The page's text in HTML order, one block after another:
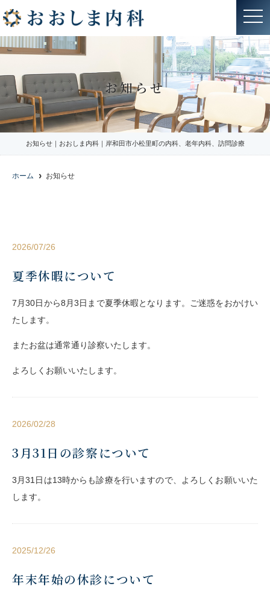
t
o
g
l
e
n
a
v
i
i
お知らせ
お知らせ｜おおしま内科｜岸和田市小松里町の内科、老年内科、訪問診療
ホーム お知らせ
2026/07/26
夏季休暇について
7月30日から8月3日まで夏季休暇となります。ご迷惑をおかけい
たします。
またお盆は通常通り診察いたします。
よろしくお願いいたします。
2026/02/28
3月31日の診察について
3月31日は13時からも診療を行いますので、よろしくお願いいた
します。
2025/12/26
年末年始の休診について